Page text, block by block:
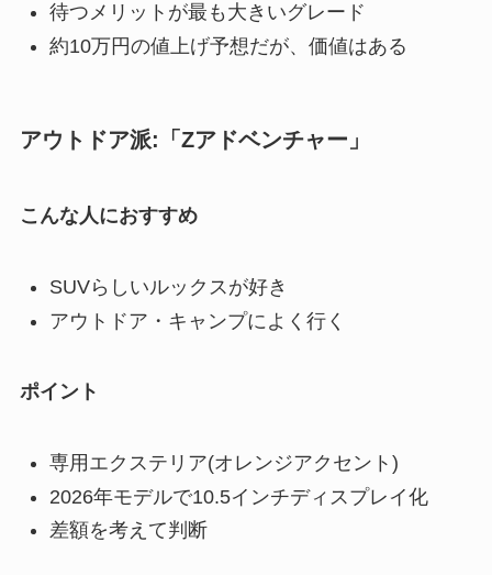
待つメリットが最も大きいグレード
約10万円の値上げ予想だが、価値はある
アウトドア派:「Zアドベンチャー」
こんな人におすすめ
SUVらしいルックスが好き
アウトドア・キャンプによく行く
ポイント
専用エクステリア(オレンジアクセント)
2026年モデルで10.5インチディスプレイ化
差額を考えて判断